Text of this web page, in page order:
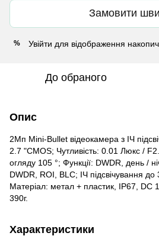
Замовити
% Увійти для відображення
До обраного
Опис
2Мп Mini-Bullet відеокамера з ІЧ
2.7 "CMOS; Чутливість: 0.01 Люкс /
огляду 105 °; Функції: DWDR, день /
DWDR, ROI, BLC; ІЧ підсвічування до
Матеріал: метал + пластик, IP67, DC
390г.
Характеристики